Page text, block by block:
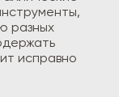
разных
исправно